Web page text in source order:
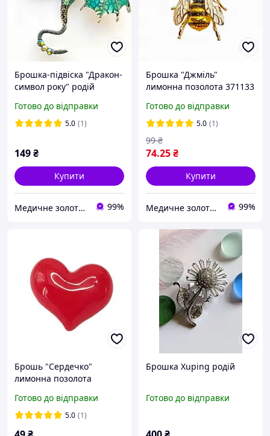
Брошка-підвіска "Дракон-
символ року" родій
Готово до відправки
5.0 (1)
149₴
Купити
Медичне золото Xuping і Біжутерія оптом 99%
Брошка "Джміль"
лимонна позолота 371133
Готово до відправки
5.0 (1)
74.25₴
99 ₴
Купити
Медичне золото Xuping і Біжутерія оптом 99%
Брошь "Сердечко"
лимонна позолота
Готово до відправки
5.0 (1)
Брошка Xuping родій
Готово до відправки